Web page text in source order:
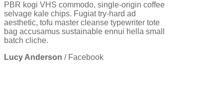
PBR kogi VHS commodo, single-origin coffee
selvage kale chips. Fugiat try-hard ad
aesthetic, tofu master cleanse typewriter tote
bag accusamus sustainable ennui hella small
batch cliche.
Lucy Anderson / Facebook